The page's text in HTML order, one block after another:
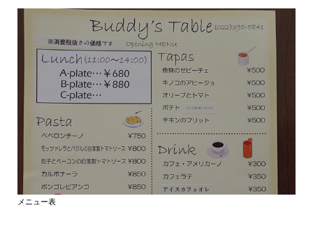
メニュー表